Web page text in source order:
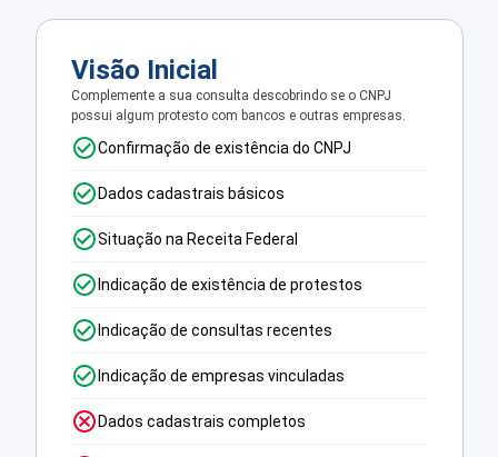
Visão Inicial
Complemente a sua consulta descobrindo se o CNPJ
possui algum protesto com bancos e outras empresas.
Confirmação de existência do CNPJ
Dados cadastrais básicos
Situação na Receita Federal
Indicação de existência de protestos
Indicação de consultas recentes
Indicação de empresas vinculadas
Dados cadastrais completos